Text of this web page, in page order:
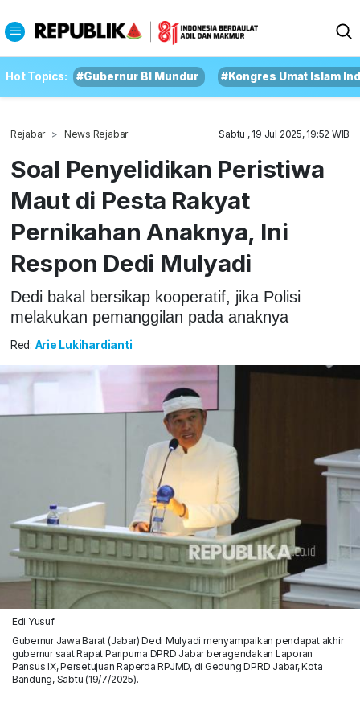
Hot Topics: #Gubernur BI Mundur #Kongres Umat Islam
Rejabar News Rejabar Sabtu , 19 Jul 2025, 19:52 WIB
Soal Penyelidikan Peristiwa
Maut di Pesta Rakyat
Pernikahan Anaknya, Ini
Respon Dedi Mulyadi
Dedi bakal bersikap kooperatif, jika Polisi
melakukan pemanggilan pada anaknya
Red: Arie Lukihardianti
Edi Yusuf
Gubernur Jawa Barat (Jabar) Dedi Mulyadi menyampaikan pendapat akhir
gubernur saat Rapat Paripurna DPRD Jabar beragendakan Laporan
Pansus IX, Persetujuan Raperda RPJMD, di Gedung DPRD Jabar, Kota
Bandung, Sabtu (19/7/2025).